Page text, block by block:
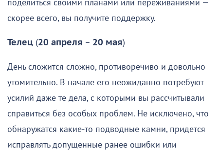
поделиться своими планами или переживаниями —
скорее всего, вы получите поддержку.
Телец (20 апреля – 20 мая)
День сложится сложно, противоречиво и довольно
утомительно. В начале его неожиданно потребуют
усилий даже те дела, с которыми вы рассчитывали
справиться без особых проблем. Не исключено, что
обнаружатся какие-то подводные камни, придется
исправлять допущенные ранее ошибки или